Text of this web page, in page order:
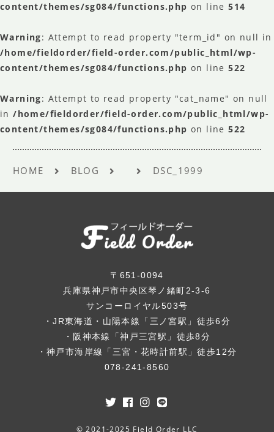
content/themes/sg084/functions.php on line514
Warning: Attempt to read property "term_id" on null in
/home/fieldorder/field-order.com/public_html/wp-
content/themes/sg084/functions.php on line522
Warning: Attempt to read property "cat_name" on null
in/home/fieldorder/field-order.com/public_html/wp-
content/themes/sg084/functions.php on line522
HOME BLOG DSC_1999
〒651-0094
兵庫県神戸市中央区琴ノ緒町2-3-6
サンコーロイヤル503号
・JR東海道・山陽本線「三ノ宮駅」徒歩6分
・阪神本線「神戸三宮駅」徒歩8分
・神戸市海岸線「三宮・花時計前駅」徒歩12分
078-241-8560
© 2021-2025 Field Order LLC